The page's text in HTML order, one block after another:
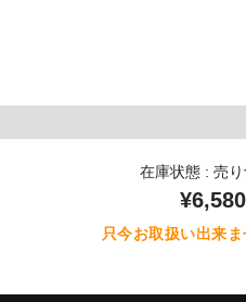
在庫状態 : 売
¥6,580
只今お取扱い出来